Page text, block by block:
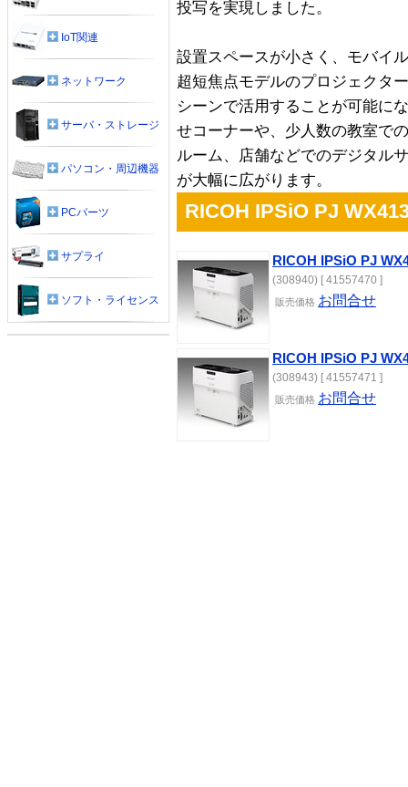
投写を実現しました。
設置スペースが小さく、モバイ
超短焦点モデルのプロジェクタ
シーンで活用することが可能に
せコーナーや、少人数の教室で
ルーム、店舗などでのデジタル
が大幅に広がります。
RICOH IPSiO PJ
RICOH IPSiO PJ
(308940) [ 41557470 ]
販売価格 お問合せ
RICOH IPSiO PJ
(308943) [ 41557471 ]
販売価格 お問合せ
IoT関連
ネットワーク
サーバ・ストレージ
パソコン・周辺機器
PCパーツ
サプライ
ソフト・ライセンス